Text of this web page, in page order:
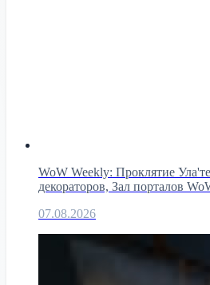
WoW Weekly: Проклятие
декораторов, Зал порталов
07.08.2026